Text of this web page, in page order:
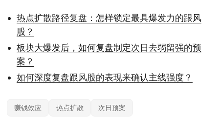
热点扩散路径复盘：怎样锁定最具爆发力的跟风
股？
板块大爆发后，如何复盘制定次日去弱留强的预
案？
如何深度复盘跟风股的表现来确认主线强度？
赚钱效应 热点扩散 次日预案